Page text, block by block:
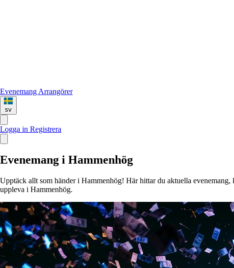
Evenemang Arrangörer
sv
Logga in Registrera
Evenemang i Hammenhög
Upptäck allt som händer i Hammenhög! Här hittar du aktuella
uppleva i Hammenhög.